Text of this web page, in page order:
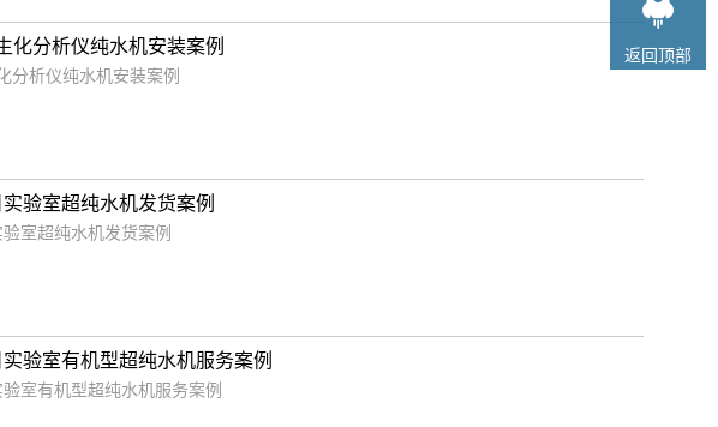
化分析仪纯水机安装案例
分析仪纯水机安装案例
实验室超纯水机发货案例
验室超纯水机发货案例
实验室有机型超纯水机服务案例
验室有机型超纯水机服务案例
返回顶部